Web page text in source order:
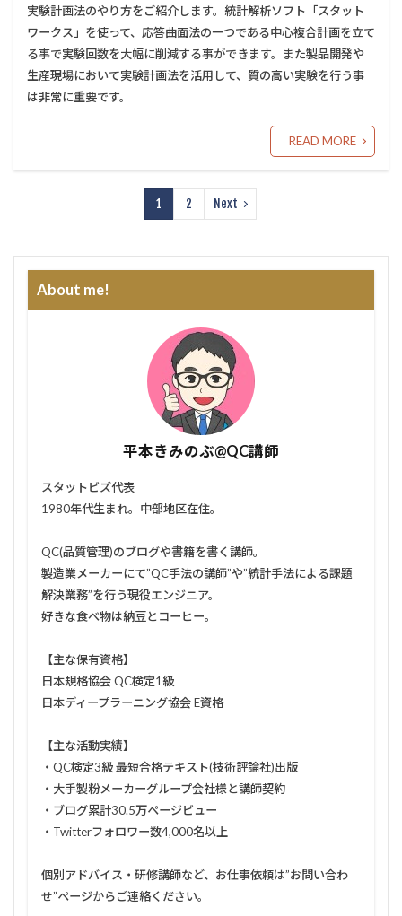
実験計画法のやり方をご紹介します。統計解析ソフト「スタット
ワークス」を使って、応答曲面法の一つである中心複合計画を立て
る事で実験回数を大幅に削減する事ができます。また製品開発や
生産現場において実験計画法を活用して、質の高い実験を行う事
は非常に重要です。
READ MORE
1 2 Next
About me!
平本きみのぶ@QC講師
スタットビズ代表
1980年代生まれ。中部地区在住。
QC(品質管理)のブログや書籍を書く講師。
製造業メーカーにて”QC手法の講師”や”統計手法による課題
解決業務”を行う現役エンジニア。
好きな食べ物は納豆とコーヒー。
【主な保有資格】
日本規格協会 QC検定1級
日本ディープラーニング協会 E資格
【主な活動実績】
・QC検定3級 最短合格テキスト(技術評論社)出版
・大手製粉メーカーグループ会社様と講師契約
・ブログ累計30.5万ページビュー
・Twitterフォロワー数4,000名以上
個別アドバイス・研修講師など、お仕事依頼は”お問い合わ
せ”ページからご連絡ください。